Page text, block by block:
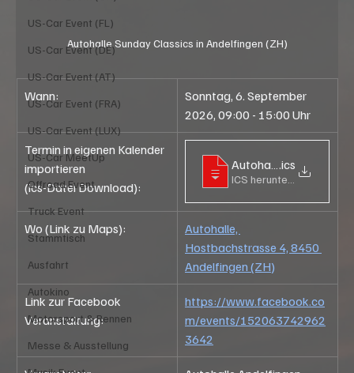
US-Car Event (FL)
US-Car Event (DE)
US-Car Event (AT)
US-Car Event (FRA)
US-Car Event (LUX)
US-Car MeetUp
Offroad Event
Truck Event
Stammtisch
Ausfahrt
Autokino
Motorsport & Rennen
Messe & Ausstellung
Autohalle Sunday Classics in Andelfingen (ZH)
Wann:
Sonntag, 6. September
2026, 09:00 - 15:00 Uhr
Termin in eigenen Kalender
importieren
(ics-Datei Download):
Autohalle Sunday
.ics
ICS herunterladen • 42KB
Wo (Link zu Maps):
Autohalle,
Hostbachstrasse 4, 8450
Andelfingen (ZH)
Link zur Facebook
Veranstaltung:
https://www.facebook.co
m/events/152063742962
3642